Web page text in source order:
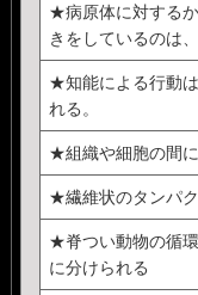
★病原体に対する
きをしているのは
★知能による行動
れる。
★組織や細胞の間
★繊維状のタンパ
★脊つい動物の循
に分けられる